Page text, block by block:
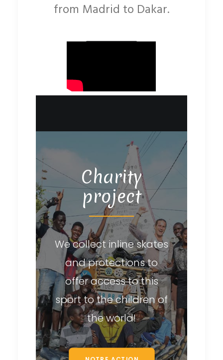
from Madrid to Dakar.
Charity
project
We collect inline skates
and protections to
offer access to this
sport to the children of
the world!